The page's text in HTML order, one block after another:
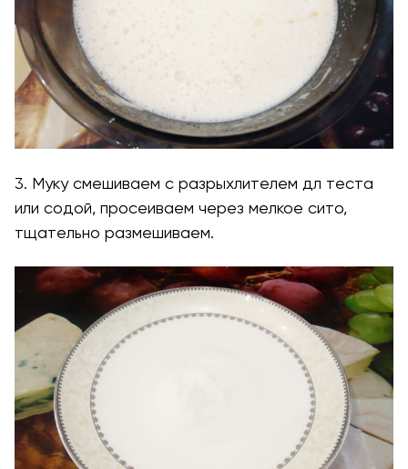
3. Муку смешиваем с разрыхлителем дл теста
или содой, просеиваем через мелкое сито,
тщательно размешиваем.